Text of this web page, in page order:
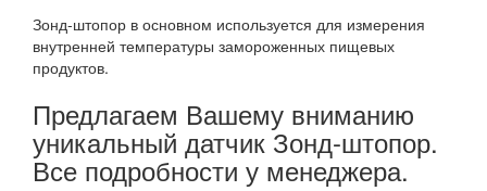
Зонд-штопор в основном используется для измерения
внутренней температуры замороженных пищевых
продуктов.
Предлагаем Вашему вниманию
уникальный датчик Зонд-штопор.
Все подробности у менеджера.